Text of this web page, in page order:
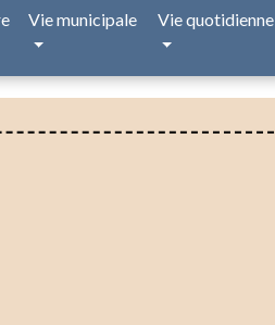
Vie municipale Vie quotidienne